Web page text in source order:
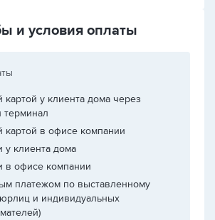
и условия оплаты
картой у клиента дома через
картой в офисе компании
клиента дома
в офисе компании
платежом по выставленному
и индивидуальных